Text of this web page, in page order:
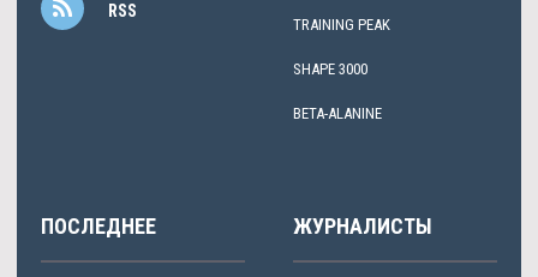
RSS
TRAINING PEAK
SHAPE 3000
BETA-ALANINE
ПОСЛЕДНЕЕ ЖУРНАЛИСТЫ